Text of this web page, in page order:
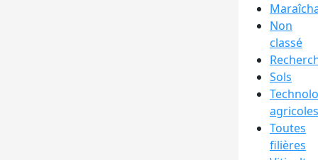
Non
classé
Sols
agricoles
Toutes
filières